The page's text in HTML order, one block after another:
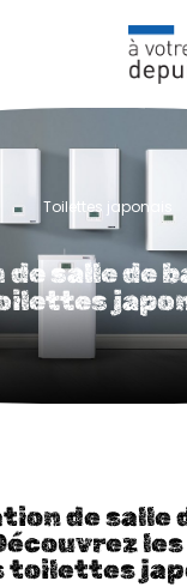
Toilettes japonais
salle de
de salle
toilettes